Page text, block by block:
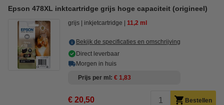
Epson 478XL inktcartridge grijs hoge capaciteit (origineel)
grijs inkjetcartridge 11,2 ml
Bekijk de specificaties en omschrijving
Direct leverbaar
Morgen in huis
Prijs per ml
€ 1,83
€ 20,50 Bestellen